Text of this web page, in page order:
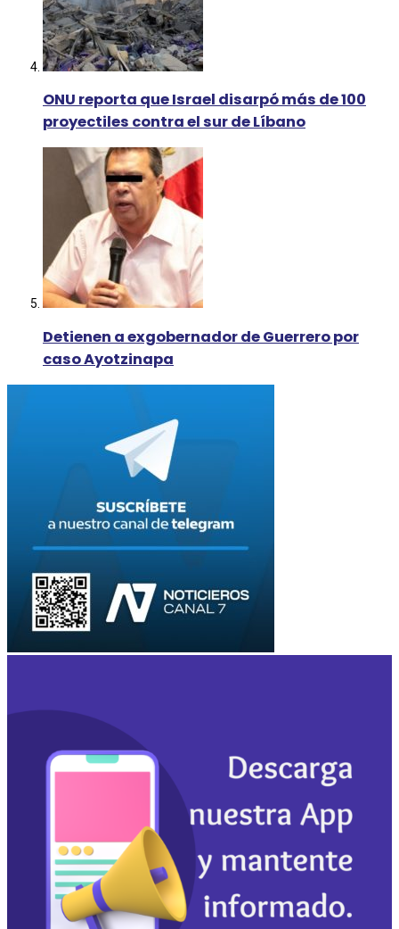
ONU reporta que Israel disarpó más de 100
proyectiles contra el sur de Líbano
Detienen a exgobernador de Guerrero por
caso Ayotzinapa